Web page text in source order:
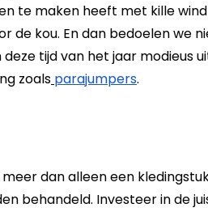
te maken heeft met kille
de kou. En dan bedoelen we
tijd van het jaar modieus
zoals parajumpers.
dan alleen een
behandeld. Investeer in de